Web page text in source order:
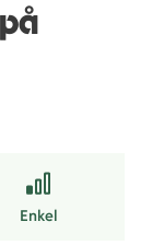
Enkel